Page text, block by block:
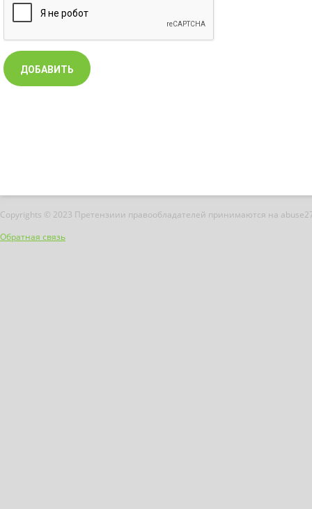
Copyrights © 2023 Претензиии правообладателей принимаются на
Обратная связь